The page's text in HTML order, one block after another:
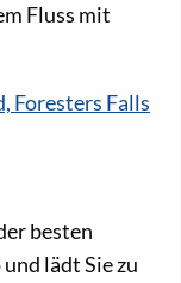
Fluss mit
Foresters Falls
besten
lädt Sie zu